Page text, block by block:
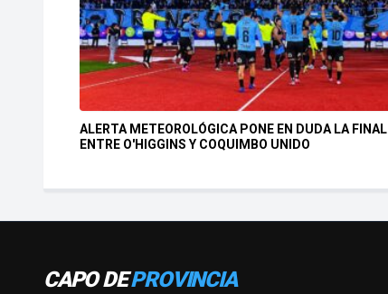
ALERTA METEOROLÓGICA PONE EN DUDA LA FINAL
ENTRE O'HIGGINS Y COQUIMBO UNIDO
CAPO DEPROVINCIA